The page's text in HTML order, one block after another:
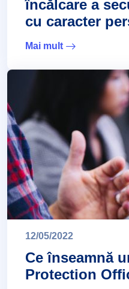
încălcare a
cu caracter
Mai mult
12/05/2022
Ce înseamnă
Protection